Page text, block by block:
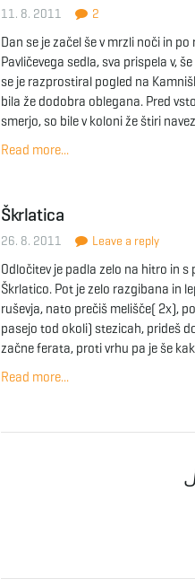
11. 8. 2011 2
Dan se je začel še v mrzli noči in
Pavličevega sedla, sva prispela v,
se je razprostiral pogled na
bila že dodobra oblegana. Pred
smerjo, so bile v koloni že štiri
Read more...
Škrlatica
26. 8. 2011 Leave a reply
Odločitev je padla zelo na hitro in
Škrlatico. Pot je zelo razgibana in
ruševja, nato prečiš melišče( 2x),
pasejo tod okoli) stezicah, prideš
začne ferata, proti vrhu pa je še
Read more...